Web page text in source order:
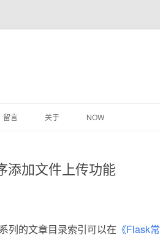
留言 关于 NOW
添加文件上传功能
列的文章目录索引可以在 《Flask